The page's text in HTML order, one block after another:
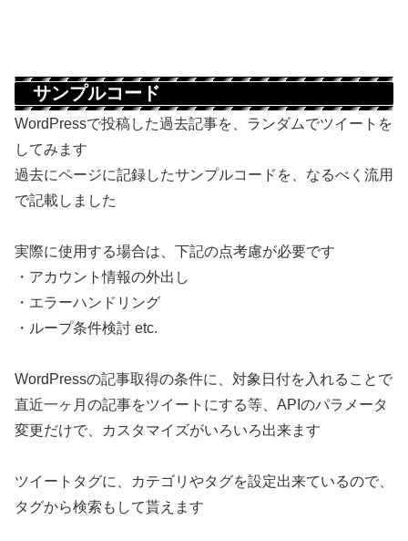
サンプルコード
WordPressで投稿した過去記事を、ランダムでツイートを
してみます
過去にページに記録したサンプルコードを、なるべく流用
で記載しました
実際に使用する場合は、下記の点考慮が必要です
・アカウント情報の外出し
・エラーハンドリング
・ループ条件検討 etc.
WordPressの記事取得の条件に、対象日付を入れることで
直近一ヶ月の記事をツイートにする等、APIのパラメータ
変更だけで、カスタマイズがいろいろ出来ます
ツイートタグに、カテゴリやタグを設定出来ているので、
タグから検索もして貰えます